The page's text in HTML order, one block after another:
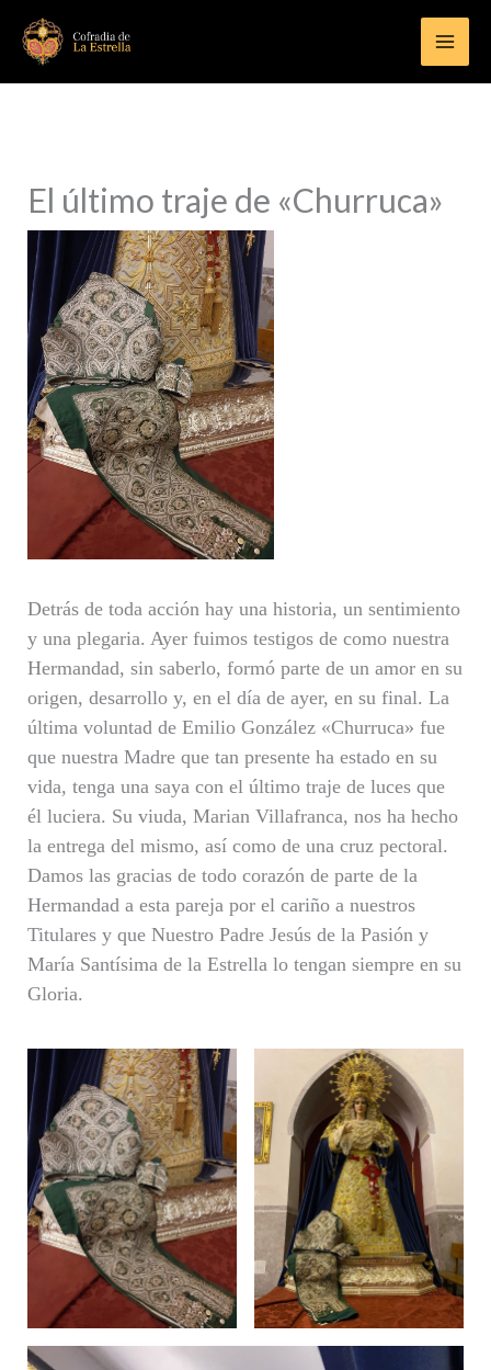
contenido
El último traje de «Churruca»
Detrás de toda acción hay una historia, un sentimiento
y una plegaria. Ayer fuimos testigos de como nuestra
Hermandad, sin saberlo, formó parte de un amor en su
origen, desarrollo y, en el día de ayer, en su final. La
última voluntad de Emilio González «Churruca» fue
que nuestra Madre que tan presente ha estado en su
vida, tenga una saya con el último traje de luces que
él luciera. Su viuda, Marian Villafranca, nos ha hecho
la entrega del mismo, así como de una cruz pectoral.
Damos las gracias de todo corazón de parte de la
Hermandad a esta pareja por el cariño a nuestros
Titulares y que Nuestro Padre Jesús de la Pasión y
María Santísima de la Estrella lo tengan siempre en su
Gloria.